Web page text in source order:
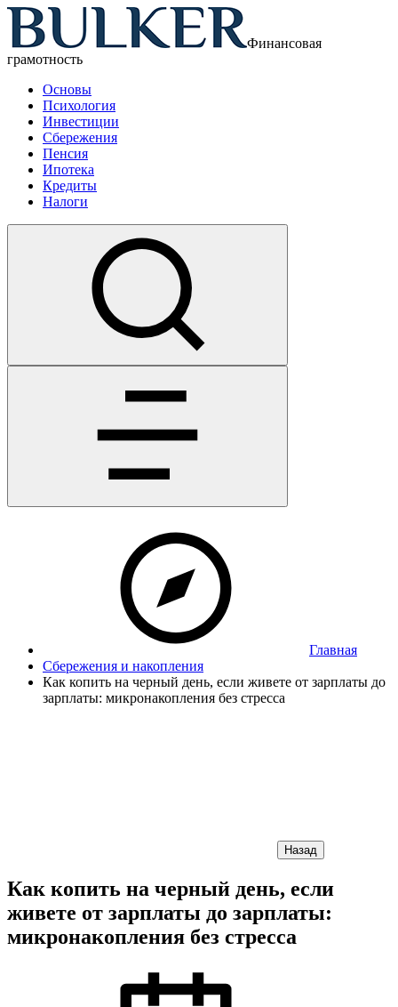
Финансовая
грамотность
Основы
Психология
Инвестиции
Сбережения
Пенсия
Ипотека
Кредиты
Налоги
Главная
Сбережения и накопления
Как копить на черный день, если живете от зарплаты до
зарплаты: микронакопления без стресса
Назад
Как копить на черный день, если
живете от зарплаты до зарплаты:
микронакопления без стресса